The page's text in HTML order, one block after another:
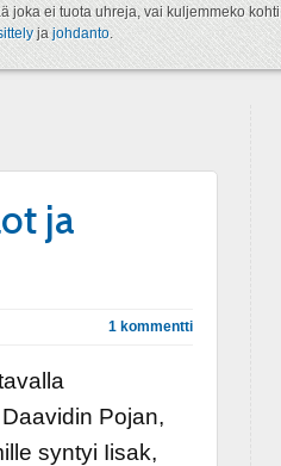
joka ei tuota uhreja, vai kuljemmeko kohti
jajohdanto.
ja
1 kommentti
Pojan,
syntyi Iisak,